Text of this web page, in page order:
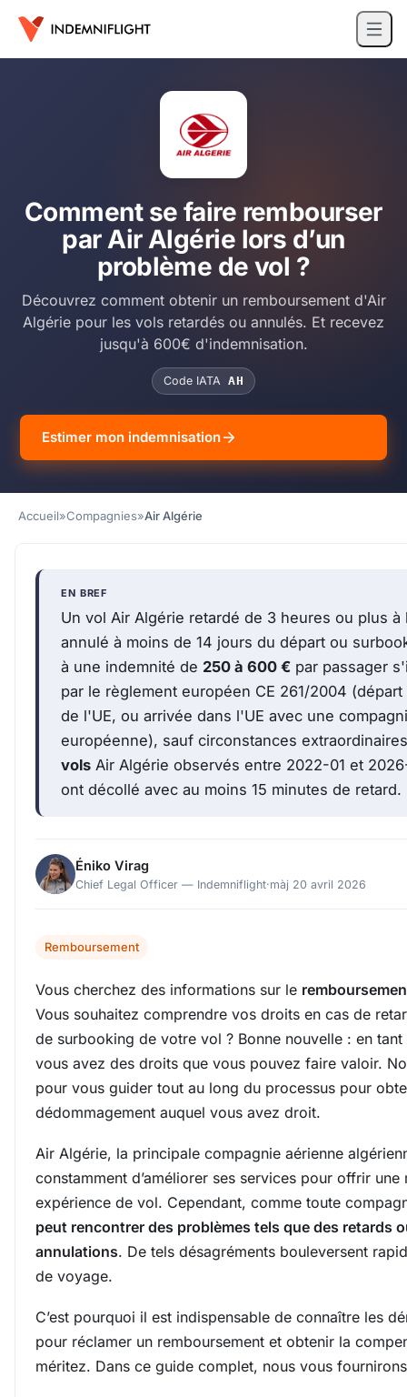
Comment se faire rembourser
par Air Algérie lors d’un
problème de vol ?
Découvrez comment obtenir un remboursement d'Air
Algérie pour les vols retardés ou annulés. Et recevez
jusqu'à 600€ d'indemnisation.
Code IATA AH
Estimer mon indemnisation
Accueil»Compagnies»Air Algérie
EN BREF
Un vol Air Algérie retardé de 3 heures ou plus à
annulé à moins de 14 jours du départ ou
à une indemnité de 250 à 600 € par passager
par le règlement européen CE 261/2004
de l'UE, ou arrivée dans l'UE avec une
européenne), sauf circonstances
vols Air Algérie observés entre 2022-01 et
ont décollé avec au moins 15 minutes de retard.
Éniko Virag
Chief Legal Officer — Indemniflight·màj 20 avril 2026
Remboursement
Vous cherchez des informations sur le
Vous souhaitez comprendre vos droits en cas de
de surbooking de votre vol ? Bonne nouvelle : en tant
vous avez des droits que vous pouvez faire valoir.
pour vous guider tout au long du processus pour
dédommagement auquel vous avez droit.
Air Algérie, la principale compagnie aérienne
constamment d’améliorer ses services pour offrir une
expérience de vol. Cependant, comme toute
peut rencontrer des problèmes tels que des retards
annulations. De tels désagréments bouleversent
de voyage.
C’est pourquoi il est indispensable de connaître les
pour réclamer un remboursement et obtenir la
méritez. Dans ce guide complet, nous vous